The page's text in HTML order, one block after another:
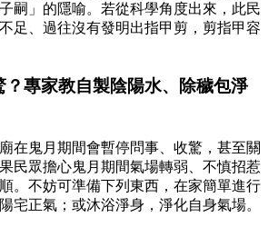
嗣」的隱喻。若從科學角度出來，此民
足、過往沒有發明出指甲剪，剪指甲容
？專家教自製陰陽水、除穢包淨
在鬼月期間會暫停問事、收驚，甚至關
民眾擔心鬼月期間氣場轉弱、不慎招惹
。不妨可準備下列東西，在家簡單進行
宅正氣；或沐浴淨身，淨化自身氣場。